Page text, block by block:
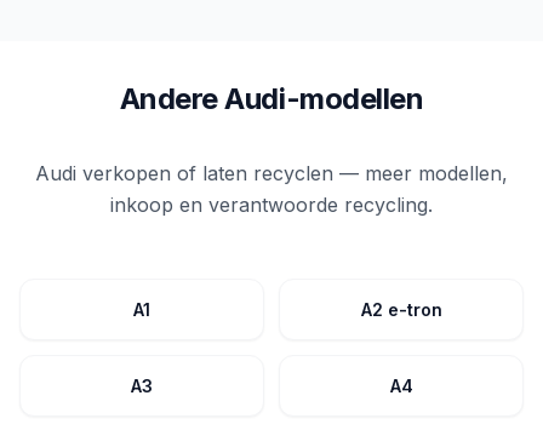
Andere Audi-modellen
Audi verkopen of laten recyclen — meer modellen,
inkoop en verantwoorde recycling.
A1 A2 e-tron
A3 A4